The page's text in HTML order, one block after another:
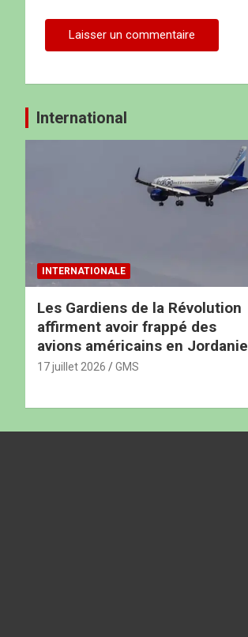
International
INTERNATIONALE
Les Gardiens de la Révolution
affirment avoir frappé des
avions américains en Jordanie
17 juillet 2026 GMS